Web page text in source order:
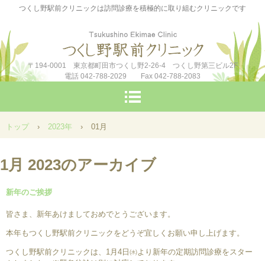
つくし野駅前クリニックは訪問診療を積極的に取り組むクリニックです
〒194-0001 東京都町田市つくし野2-26-4 つくし野第三ビル2F
電話 042-788-2029 Fax 042-788-2083
トップ › 2023年 › 01月
1月 2023のアーカイブ
新年のご挨拶
皆さま、新年あけましておめでとうございます。
本年もつくし野駅前クリニックをどうぞ宜しくお願い申し上げます。
つくし野駅前クリニックは、1月4日㈬より新年の定期訪問診療をスター